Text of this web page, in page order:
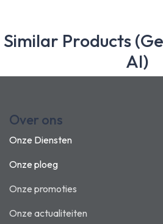
Similar Products
AI)
Over ons
Onze Diensten
Onze ploeg
Onze promoties
Onze actualiteiten